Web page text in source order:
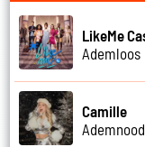
LikeMe
Ademloos
Camille
Ademnood